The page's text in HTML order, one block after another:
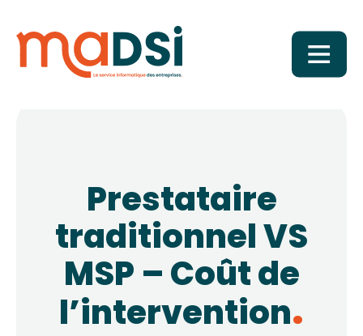
Prestataire
traditionnel VS
MSP – Coût de
l’intervention